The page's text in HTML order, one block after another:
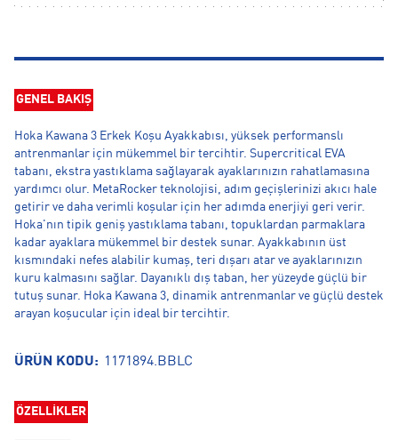
GENEL BAKIŞ
Hoka Kawana 3 Erkek Koşu Ayakkabısı, yüksek performanslı
antrenmanlar için mükemmel bir tercihtir. Supercritical EVA
tabanı, ekstra yastıklama sağlayarak ayaklarınızın rahatlamasına
yardımcı olur. MetaRocker teknolojisi, adım geçişlerinizi akıcı hale
getirir ve daha verimli koşular için her adımda enerjiyi geri verir.
Hoka'nın tipik geniş yastıklama tabanı, topuklardan parmaklara
kadar ayaklara mükemmel bir destek sunar. Ayakkabının üst
kısmındaki nefes alabilir kumaş, teri dışarı atar ve ayaklarınızın
kuru kalmasını sağlar. Dayanıklı dış taban, her yüzeyde güçlü bir
tutuş sunar. Hoka Kawana 3, dinamik antrenmanlar ve güçlü destek
arayan koşucular için ideal bir tercihtir.
ÜRÜN KODU: 1171894.BBLC
ÖZELLİKLER